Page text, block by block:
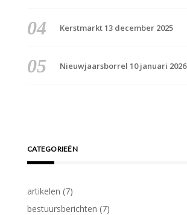
Kerstmarkt 13 december 2025
Nieuwjaarsborrel 10 januari 2026
CATEGORIEËN
artikelen (7)
bestuursberichten (7)